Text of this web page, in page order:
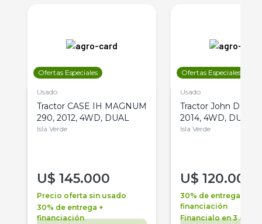
Ofertas Especiales
Usado
Tractor CASE IH MAGNUM
290, 2012, 4WD, DUAL
Isla Verde
U$ 145.000
Precio oferta sin usado
30% de entrega +
financiación
Ofertas Especiales
Usado
Tractor John Deere
2014, 4WD, DUAL
Isla Verde
U$ 120.000
30% de entrega +
financiación
Financialo en 3 años